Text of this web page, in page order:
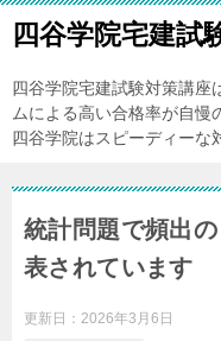
四谷学院宅建試
四谷学院宅建試験対策講座
ムによる高い合格率が自慢
四谷学院はスピーディーな
統計問題で頻出
表されています
更新日： 2026年3月6日